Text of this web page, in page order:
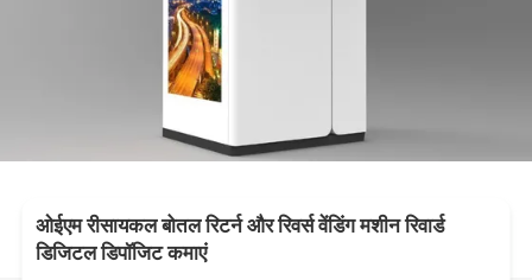
ओईएम रीसायकल बोतल रिटर्न और रिवर्स वेंडिंग मशीन रिवार्ड
डिजिटल डिपॉजिट कमाएं